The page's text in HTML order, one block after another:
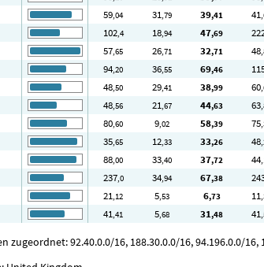
59,04 31,79 39,41 41
102,4 18,94 47,69
57,65 26,71 32,71 48
94,20 36,55 69,46
48,50 29,41 38,99 60
48,56 21,67 44,63 63
80,60 9,02 58,39 75
35,65 12,33 33,26 48
88,00 33,40 37,72 44
237,0 34,94 67,38
21,12 5,53 6,73 11
41,41 5,68 31,48 41
92.40.0.0/16, 188.30.0.0/16, 94.196.0.0/16,